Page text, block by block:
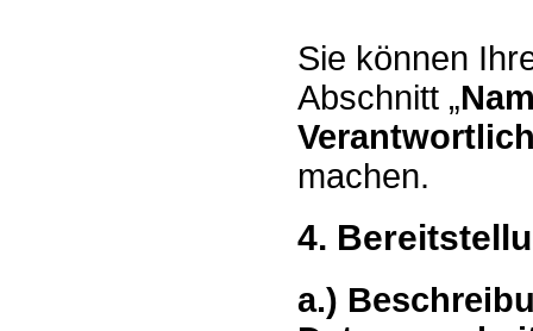
Sie können
Abschnitt „
machen.
4.
a.)